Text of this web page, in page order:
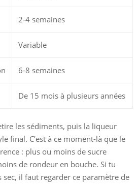
2-4 semaines
Variable
6-8 semaines
De 15 mois à plusieurs années
les sédiments, puis la liqueur
final. C’est à ce moment-là que le
: plus ou moins de sucre
de rondeur en bouche. Si tu
il faut regarder ce paramètre de